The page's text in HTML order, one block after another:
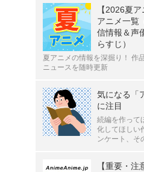
【2026夏
アニメ一覧
信情報＆声
らすじ）
夏アニメの情報を深掘り！ 作
ニュースを随時更新
気になる「
に注目
続編を作って
化してほしい
ンケート、そ
【重要・注